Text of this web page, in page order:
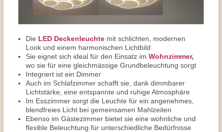
Die LED Deckenleuchte mit schlichten, modernen
Look und einem harmonischen Lichtbild
Sie eignet sich ideal für den Einsatz im Wohnzimmer,
wo sie für eine gleichmässige Grundbeleuchtung sorgt
Integriert ist ein Dimmer
Auch im Schlafzimmer schafft sie, dank dimmbarer
Lichtstärke, eine entspannte und ruhige Atmosphäre
Im Esszimmer sorgt die Leuchte für ein angenehmes,
blendfreies Licht bei gemeinsamen Mahlzeiten
Ebenso im Gästezimmer bietet sie eine wohnliche und
flexible Beleuchtung für unterschiedliche Bedürfnisse